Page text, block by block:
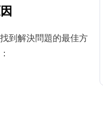
到解決問題的最佳方